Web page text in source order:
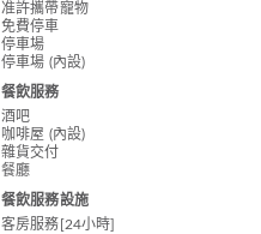
准許攜帶寵物
免費停車
停車場
停車場 (內設)
餐飲服務
酒吧
咖啡屋 (內設)
雜貨交付
餐廳
餐飲服務設施
客房服務[24小時]